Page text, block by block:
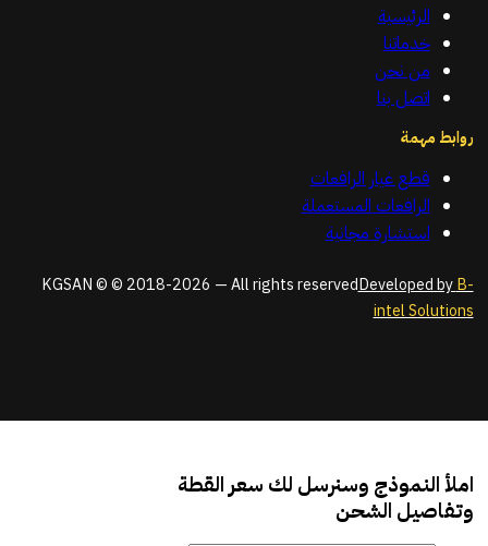
الرئيسية
خدماتنا
من نحن
اتصل بنا
روابط مهمة
قطع غيار الرافعات
الرافعات المستعملة
استشارة مجانية
KGSAN © © 2018-2026 — All rights reservedDeveloped byB-
intel Solutions
املأ النموذج وسنرسل لك سعر القطة
وتفاصيل الشحن